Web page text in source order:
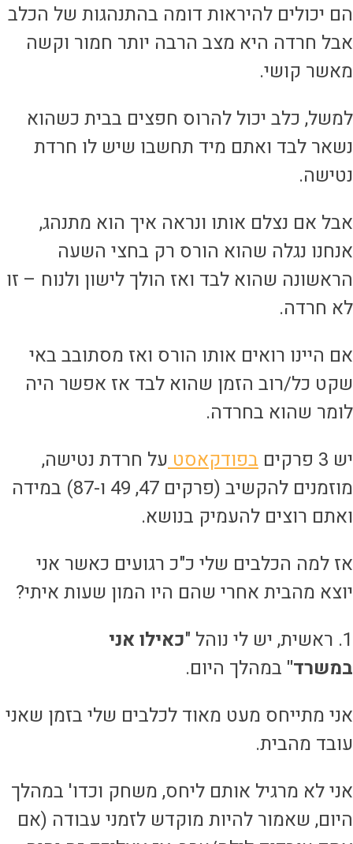
יכולים להיראות דומה בהתנהגות של הכלב
חרדה היא מצב הרבה יותר חמור וקשה
קושי.
כלב יכול להרוס חפצים בבית כשהוא
לבד ואתם מיד תחשבו שיש לו חרדת
אם נצלם אותו ונראה איך הוא מתנהג,
נגלה שהוא הורס רק בחצי השעה
שהוא לבד ואז הולך לישון ולנוח – זו
חרדה.
היינו רואים אותו הורס ואז מסתובב באי
כל/רוב הזמן שהוא לבד אז אפשר היה
שהוא בחרדה.
פרקים
בפודקאסטעל חרדת נטישה,
מוזמנים להקשיב (פרקים 47, 49 ו-87) במידה
רוצים להעמיק בנושא.
למה הכלבים שלי כ"כ רגועים כאשר אני
מהבית אחרי שהם היו המון שעות איתי?
נוהל "
כאילו אני
במהלך היום.
מתייחס מעט מאוד לכלבים שלי בזמן שאני
מהבית.
לא מרגיל אותם ליחס, משחק וכדו' במהלך
שאמור להיות מוקדש לזמני עבודה (אם